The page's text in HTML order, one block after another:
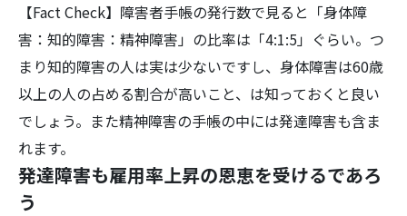
【Fact Check】障害者手帳の発行数で見ると「身体障
害：知的障害：精神障害」の比率は「4:1:5」ぐらい。つ
まり知的障害の人は実は少ないですし、身体障害は60歳
以上の人の占める割合が高いこと、は知っておくと良い
でしょう。また精神障害の手帳の中には発達障害も含ま
れます。
発達障害も雇用率上昇の恩恵を受けるであろ
う